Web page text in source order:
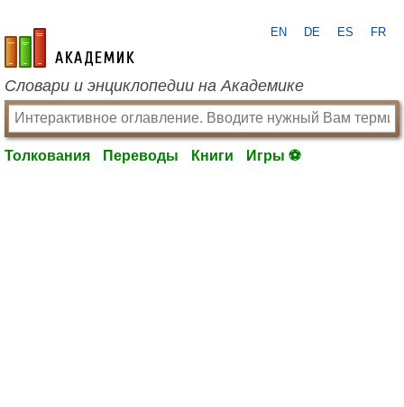
academic.ru
EN DE ES FR
Словари и энциклопедии на Академике
Толкования Переводы Книги Игры ⚽